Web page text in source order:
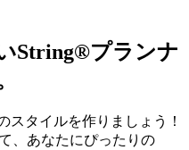
String®プランナ
スタイルを作りましょう！
、あなたにぴったりの